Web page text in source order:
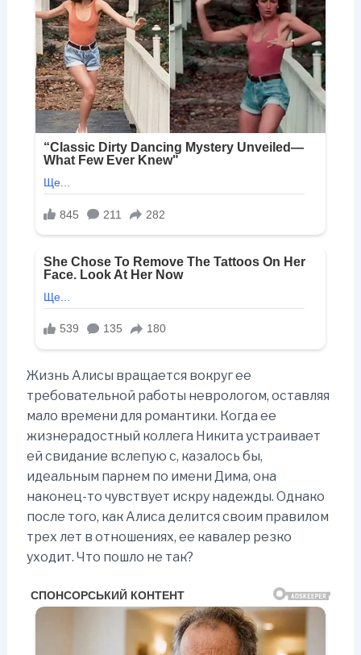
Жизнь Алисы вращается вокруг ее
требовательной работы неврологом, оставляя
мало времени для романтики. Когда ее
жизнерадостный коллега Никита устраивает
ей свидание вслепую с, казалось бы,
идеальным парнем по имени Дима, она
наконец-то чувствует искру надежды. Однако
после того, как Алиса делится своим правилом
трех лет в отношениях, ее кавалер резко
уходит. Что пошло не так?